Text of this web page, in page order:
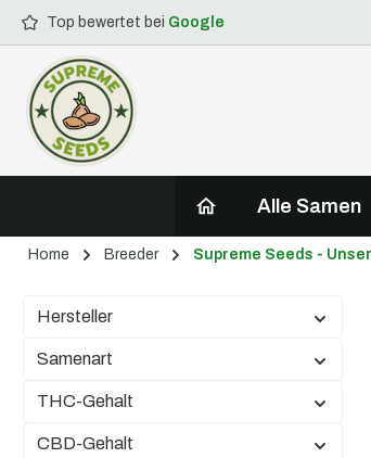
Zur Hauptnavigation springen
Top bewertet bei Google
Alle Samen
Home Breeder Supreme Seeds -
Hersteller
Samenart
THC-Gehalt
CBD-Gehalt